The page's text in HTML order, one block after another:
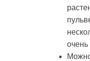
очень